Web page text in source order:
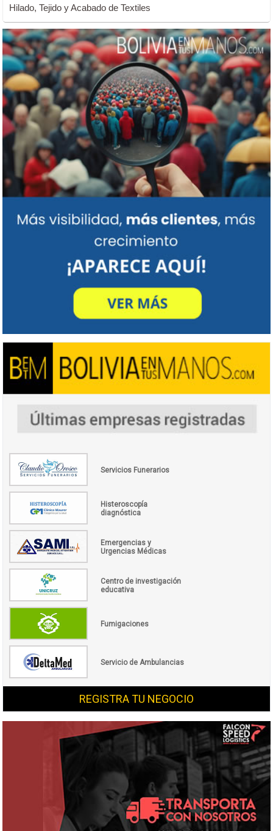
Hilado, Tejido y Acabado de Textiles
Servicios Funerarios
Histeroscopía
diagnóstica
Emergencias y
Urgencias Médicas
Centro de investigación
educativa
Fumigaciones
Servicio de Ambulancias
REGISTRA TU NEGOCIO